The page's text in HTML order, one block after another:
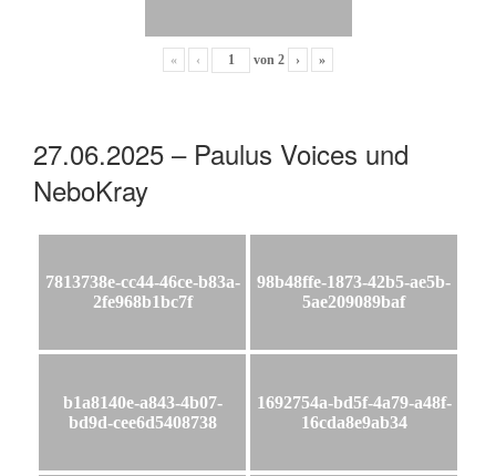
« ‹ von 2 › »
27.06.2025 – Paulus Voices und
NeboKray
7813738e-cc44-46ce-b83a-
2fe968b1bc7f
98b48ffe-1873-42b5-ae5b-
5ae209089baf
b1a8140e-a843-4b07-
bd9d-cee6d5408738
1692754a-bd5f-4a79-a48f-
16cda8e9ab34